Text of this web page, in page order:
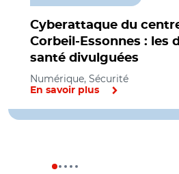
Cyberattaque du
Corbeil-Essonnes : les
santé divulguées
Numérique, Sécurité
En savoir plus